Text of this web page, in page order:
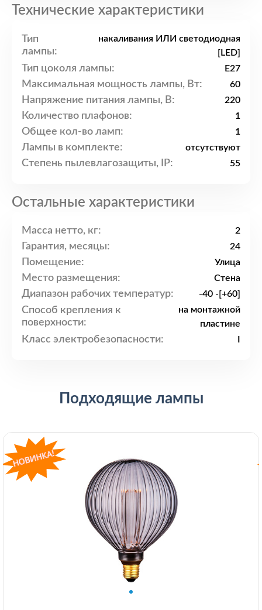
Технические характеристики
Тип
лампы:
накаливания ИЛИ светодиодная
[LED]
Тип цоколя лампы: E27
Максимальная мощность лампы, Вт: 60
Напряжение питания лампы, В: 220
Количество плафонов: 1
Общее кол-во ламп: 1
Лампы в комплекте: отсутствуют
Степень пылевлагозащиты, IP: 55
Остальные характеристики
Масса нетто, кг: 2
Гарантия, месяцы: 24
Помещение: Улица
Место размещения: Стена
Диапазон рабочих температур: -40 -[+60]
Способ крепления к
поверхности:
на монтажной
пластине
Класс электробезопасности:
Подходящие лампы